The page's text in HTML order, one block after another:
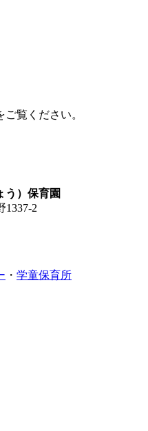
覧ください。
）保育園
1337-2
・ 学童保育所